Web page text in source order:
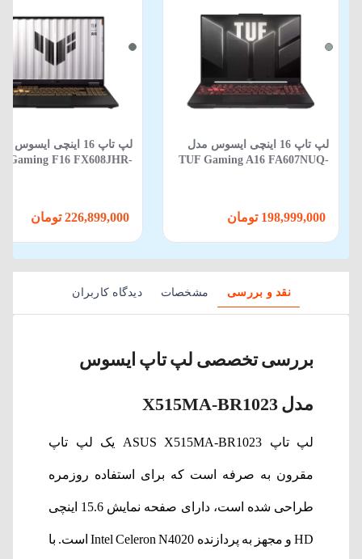
لپ تاپ 16 اینچی ایسوس مدل
TUF Gaming A16 FA607NUQ-
لپ تاپ 16 اینچی ایسوس
Gaming F16 FX608JHR-
نقد و بررسی مشخصات دیدگاه کاربران
بررسی تخصصی لپ تاپ ایسوس
مدل X515MA-BR1023
لپ تاپ ASUS X515MA-BR1023 یک لپ تاپ
مقرون به صرفه است که برای استفاده روزمره
طراحی شده است، دارای صفحه نمایش 15.6 اینچی
HD و مجهز به پردازنده Intel Celeron N4020 است. با